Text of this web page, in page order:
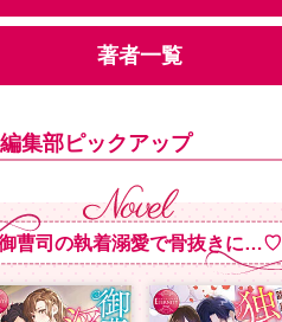
著者一覧
編集部ピックアップ
曹司の執着溺愛で骨抜きに…♡